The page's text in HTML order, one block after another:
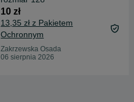
10 zł
13,35 zł z Pakietem
Ochronnym
Zakrzewska Osada
06 sierpnia 2026